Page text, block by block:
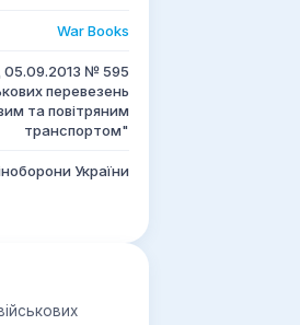
War Books
05.09.2013 № 595
перевезень
та повітряним
транспортом"
України